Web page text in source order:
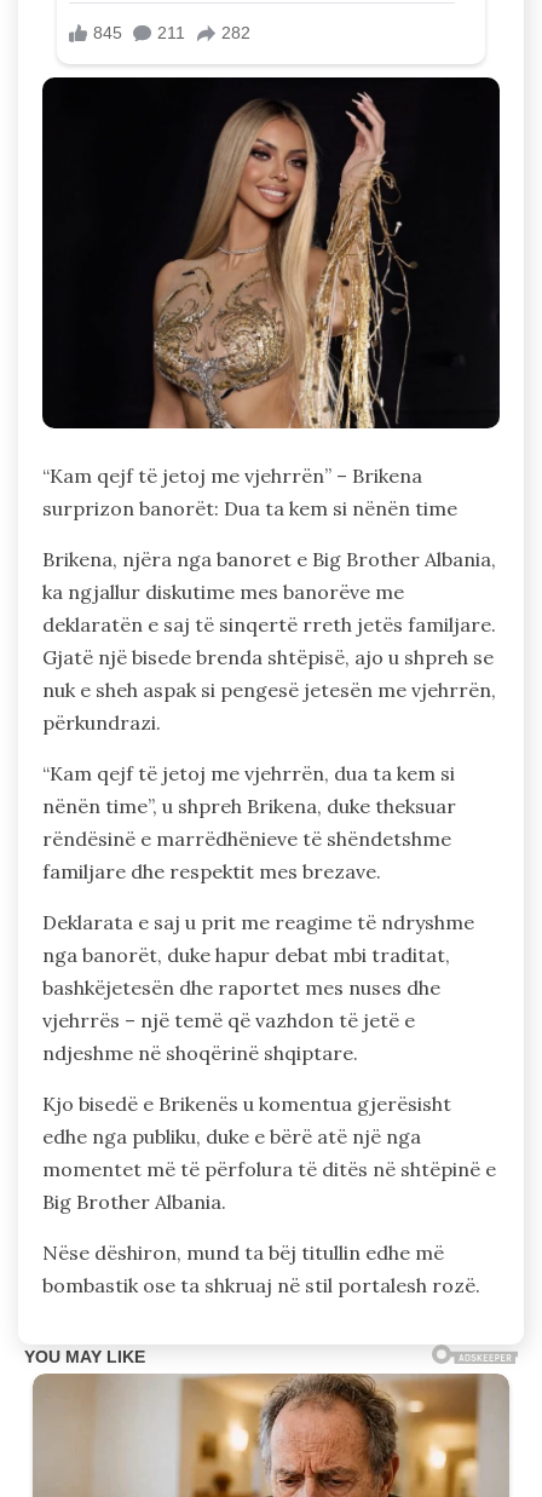
“Kam qejf të jetoj me vjehrrën” – Brikena
surprizon banorët: Dua ta kem si nënën time
Brikena, njëra nga banoret e Big Brother Albania,
ka ngjallur diskutime mes banorëve me
deklaratën e saj të sinqertë rreth jetës familjare.
Gjatë një bisede brenda shtëpisë, ajo u shpreh se
nuk e sheh aspak si pengesë jetesën me vjehrrën,
përkundrazi.
“Kam qejf të jetoj me vjehrrën, dua ta kem si
nënën time”, u shpreh Brikena, duke theksuar
rëndësinë e marrëdhënieve të shëndetshme
familjare dhe respektit mes brezave.
Deklarata e saj u prit me reagime të ndryshme
nga banorët, duke hapur debat mbi traditat,
bashkëjetesën dhe raportet mes nuses dhe
vjehrrës – një temë që vazhdon të jetë e
ndjeshme në shoqërinë shqiptare.
Kjo bisedë e Brikenës u komentua gjerësisht
edhe nga publiku, duke e bërë atë një nga
momentet më të përfolura të ditës në shtëpinë e
Big Brother Albania.
Nëse dëshiron, mund ta bëj titullin edhe më
bombastik ose ta shkruaj në stil portalesh rozë.